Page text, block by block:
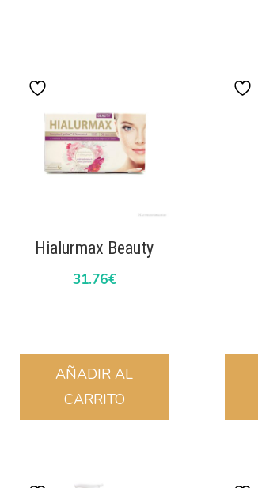
Hialurmax Beauty
31.76€
AÑADIR AL
CARRITO